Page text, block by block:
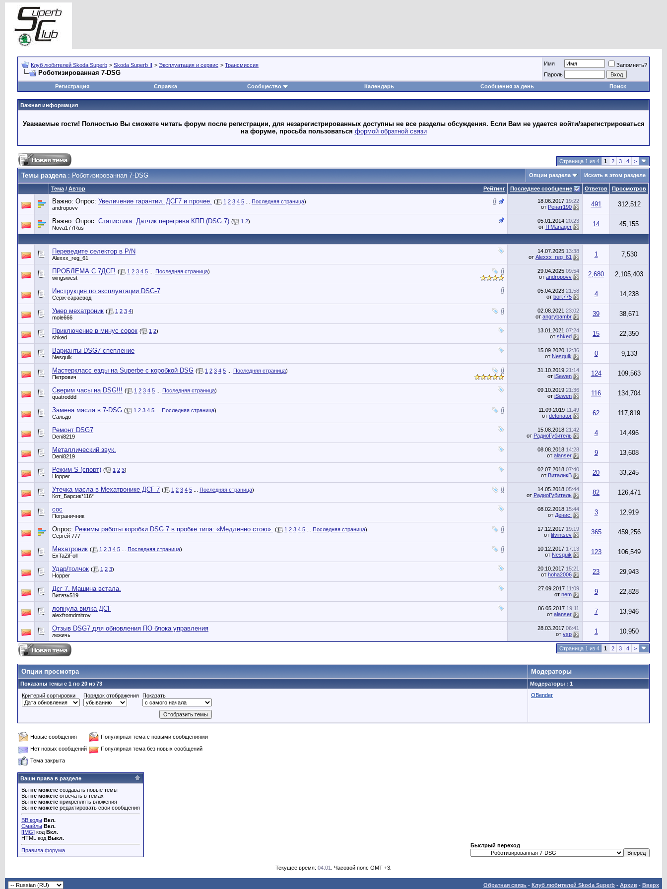
Клуб любителей Skoda Superb > Skoda Superb II > Эксплуатация и сервис > Трансмиссия
Роботизированная 7-DSG
Имя
Запомнить?
Пароль
Регистрация
Справка Сообщество Календарь Сообщения за день Поиск
Важная информация
Уважаемые гости! Полностью Вы сможете читать форум после регистрации, для незарегистрированных доступны не все разделы обсуждения. Если Вам не удается войти/зарегистрироваться
на форуме, просьба пользоваться формой обратной связи
Страница 1 из 4 1 2 3 4 >
Темы раздела: Роботизированная 7-DSG Опции раздела Искать в этом разделе
Рейтинг
Тема / Автор Последнее сообщение Ответов Просмотров
Важно: Опрос: Увеличение гарантии. ДСГ7 и прочее. ( 1 2 3 4 5 Последняя страница)
andropovv
18.06.2017 19:22
от Ренат190 491 312,512
Важно: Опрос: Статистика. Датчик перегрева КПП (DSG 7) ( 1 2)
Nova177Rus
05.01.2014 20:23
от ITManager 14 45,155
Переведите селектор в P/N
Alexxx_reg_61
14.07.2025 13:38
от Alexxx_reg_61 1 7,530
ПРОБЛЕМА С 7ДСГ! ( 1 2 3 4 5 Последняя страница)
wingswest
29.04.2025 09:54
от andropovv 2,680 2,105,403
Инструкция по эксплуатации DSG-7
Серж-сараевод
05.04.2023 21:58
от bort775 4 14,238
Умер мехатроник ( 1 2 3 4)
mole666
02.08.2021 23:02
от angrybambr 39 38,671
Приключение в минус сорок ( 1 2)
shked
13.01.2021 07:24
от shked 15 22,350
Варианты DSG7 спепление
Nesquik
15.09.2020 12:36
от Nesquik 0 9,133
Мастеркласс езды на Superbe с коробкой DSG ( 1 2 3 4 5 Последняя страница)
Петрович
31.10.2019 21:14
от iSewen 124 109,563
Сверим часы на DSG!!! ( 1 2 3 4 5 Последняя страница)
quatroddd
09.10.2019 21:36
от iSewen 116 134,704
Замена масла в 7-DSG ( 1 2 3 4 5 Последняя страница)
Сальдо
11.09.2019 11:49
от detonator 62 117,819
Ремонт DSG7
Deni8219
15.08.2018 21:42
от РадиоГубитель 4 14,496
Металлический звук.
Deni8219
08.08.2018 14:28
от alanser 9 13,608
Режим S (спорт) ( 1 2 3)
Hopper
02.07.2018 07:40
от ВиталикВ 20 33,245
Утечка масла в Мехатронике ДСГ 7 ( 1 2 3 4 5 Последняя страница)
Кот_Барсик*116*
14.05.2018 05:44
от РадиоГубитель 82 126,471
сос
Пограничник
08.02.2018 15:44
от Денис. 3 12,919
Опрос: Режимы работы коробки DSG 7 в пробке типа: «Медленно стою». ( 1 2 3 4 5 Последняя страница)
Сергей 777
17.12.2017 19:19
от litvintsev 365 459,256
Мехатроник ( 1 2 3 4 5 Последняя страница)
ExTaZiFoll
10.12.2017 17:13
от Nesquik 123 106,549
Удар/толчок ( 1 2 3)
Hopper
20.10.2017 15:21
от hoha2006 23 29,943
Дсг 7. Машина встала.
Витязь519
27.09.2017 11:09
от nem 9 22,828
лопнула вилка ДСГ
alexfromdmitrov
06.05.2017 19:11
от alanser 7 13,946
Отзыв DSG7 для обновления ПО блока управления
лежичь
28.03.2017 06:41
от vsp 1 10,950
Страница 1 из 4 1 2 3 4 >
Опции просмотра Модераторы
Показаны темы с 1 по 20 из 73
Модераторы : 1
Критерий сортировки
Порядок отображения Показать OBender
Новые сообщения
Популярная тема с новыми сообщениями
Нет новых сообщений
Популярная тема без новых сообщений
Тема закрыта
Ваши права в разделе
Вы не можете создавать новые темы
Вы не можете отвечать в темах
Вы не можете прикреплять вложения
Вы не можете редактировать свои сообщения
BB коды Вкл.
Смайлы Вкл.
[IMG] код Вкл.
HTML код Выкл.
Правила форума
Быстрый переход
Текущее время: 04:01 . Часовой пояс GMT +3.
Обратная связь - Клуб любителей Skoda Superb - Архив - Вверх